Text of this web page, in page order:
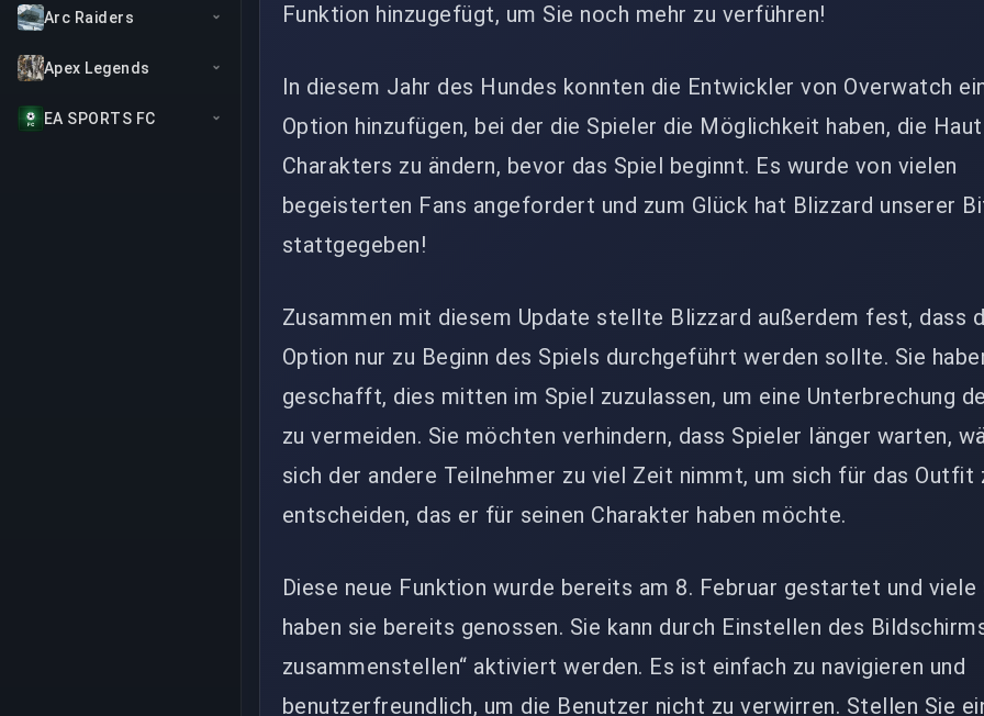
Arc Raiders
Apex Legends
EA SPORTS FC
Funktion hinzugefügt, um Sie noch mehr zu verführen!
In diesem Jahr des Hundes konnten die Entwickler von Overwatch
Option hinzufügen, bei der die Spieler die Möglichkeit haben, die
Charakters zu ändern, bevor das Spiel beginnt. Es wurde von vielen
begeisterten Fans angefordert und zum Glück hat Blizzard unserer
stattgegeben!
Zusammen mit diesem Update stellte Blizzard außerdem fest, dass
Option nur zu Beginn des Spiels durchgeführt werden sollte. Sie
geschafft, dies mitten im Spiel zuzulassen, um eine Unterbrechung
zu vermeiden. Sie möchten verhindern, dass Spieler länger warten,
sich der andere Teilnehmer zu viel Zeit nimmt, um sich für das Outfit
entscheiden, das er für seinen Charakter haben möchte.
Diese neue Funktion wurde bereits am 8. Februar gestartet und viele
haben sie bereits genossen. Sie kann durch Einstellen des
zusammenstellen“ aktiviert werden. Es ist einfach zu navigieren und
benutzerfreundlich, um die Benutzer nicht zu verwirren. Stellen Sie